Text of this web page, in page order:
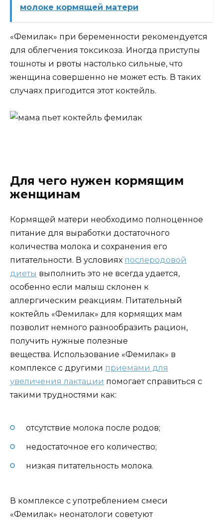
молоке кормящей матери
«Фемилак» при беременности рекомендуется
для облегчения токсикоза. Иногда приступы
тошноты и рвоты настолько сильные, что
женщина совершенно не может есть. В таких
случаях пригодится этот коктейль.
Для чего нужен кормящим
женщинам
Кормящей матери необходимо полноценное
питание для выработки достаточного
количества молока и сохранения его
питательности. В условиях послеродовой
диеты выполнить это не всегда удается,
особенно если малыш склонен к
аллергическим реакциям. Питательный
коктейль «Фемилак» для кормящих мам
позволит немного разнообразить рацион,
получить нужные полезные
вещества. Использование «Фемилак» в
комплексе с другими приемами для
увеличения лактации помогает справиться с
такими трудностями как:
отсутствие молока после родов;
недостаточное его количество;
низкая питательность молока.
В комплексе с употреблением смеси
«Фемилак» неонатологи советуют